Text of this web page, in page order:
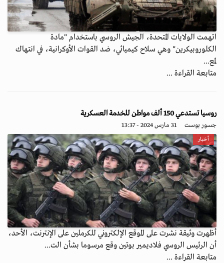
اتهمت الولايات المتحدة، الجيش الروسي باستخدام "مادة
الكلوروبيكرين" وهي سلاح كيميائي، ضد القوات الأوكرانية، في انتهاك
لمع...
متابعة القراءة ...
روسيا تستدعي 150 ألف مواطن للخدمة العسكرية
جسور بوست 31 مارس 2024 - 13:37
أخبار
أظهرت وثيقة نشرت على الموقع الإلكتروني للكرملين على الإنترنت، الأحد،
أن الرئيس الروسي فلاديمير بوتين وقع مرسوما بشأن الت...
متابعة القراءة ...